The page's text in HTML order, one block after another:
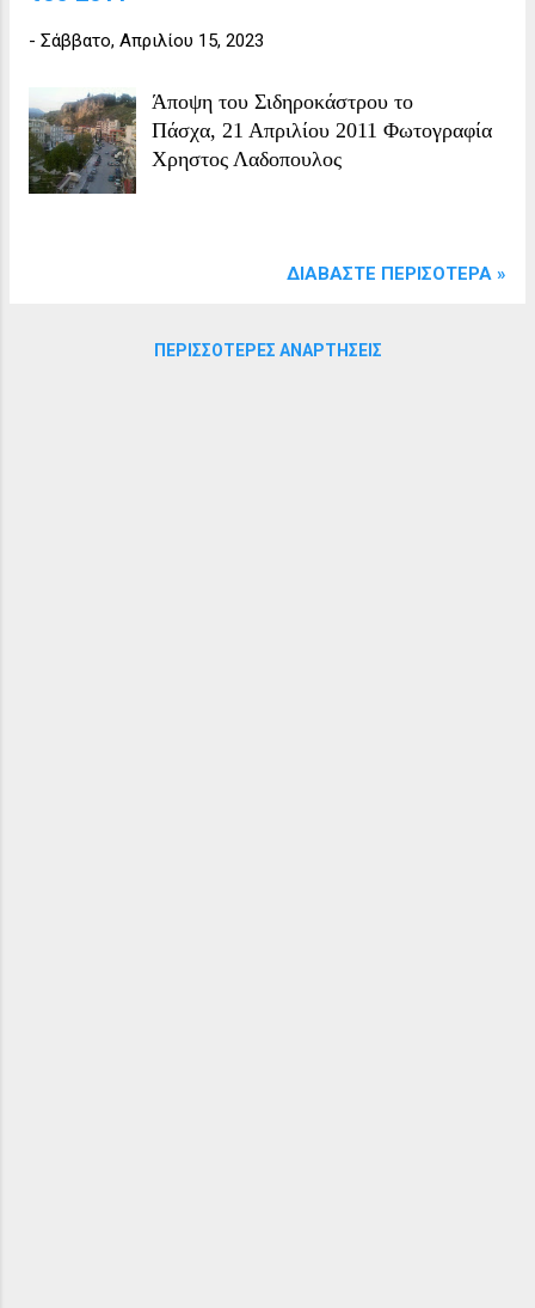
- Σάββατο, Απριλίου 15, 2023
Άποψη του Σιδηροκάστρου το
Πάσχα, 21 Απριλίου 2011 Φωτογραφία
Χρηστος Λαδοπουλος
ΔΙΑΒΆΣΤΕ ΠΕΡΙΣΌΤΕΡΑ »
ΠΕΡΙΣΣΌΤΕΡΕΣ ΑΝΑΡΤΉΣΕΙΣ